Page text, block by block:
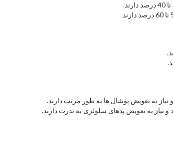
به تعویض پوشال ها به طور مرتب دارند.
نیاز به تعویض پدهای سلولزی به ندرت دارند.